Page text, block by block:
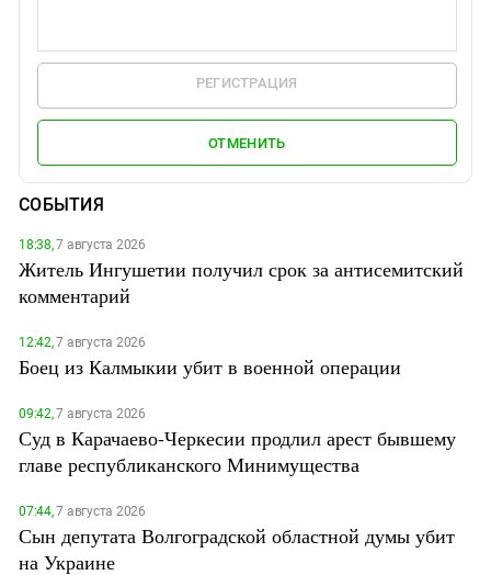
РЕГИСТРАЦИЯ
ОТМЕНИТЬ
СОБЫТИЯ
18:38,7 августа 2026
Житель Ингушетии получил срок за антисемитский
комментарий
12:42,7 августа 2026
Боец из Калмыкии убит в военной операции
09:42,7 августа 2026
Суд в Карачаево-Черкесии продлил арест бывшему
главе республиканского Минимущества
07:44,7 августа 2026
Сын депутата Волгоградской областной думы убит
на Украине